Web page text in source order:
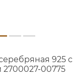
925 с
00775